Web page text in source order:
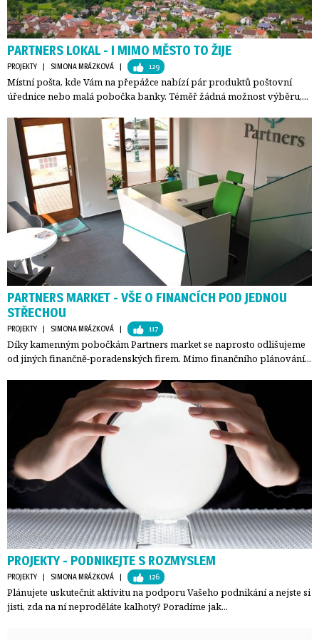
PARTNERS LOKAL - I MIMO MĚSTO TO ŽIJE
PROJEKTY | SIMONA MRÁZKOVÁ | 129
Místní pošta, kde Vám na přepážce nabízí pár produktů poštovní
úřednice nebo malá pobočka banky. Téměř žádná možnost výběru,...
PARTNERS MARKET - VŠE O FINANCÍCH POD JEDNOU
STŘECHOU
PROJEKTY | SIMONA MRÁZKOVÁ | 117
Díky kamenným pobočkám Partners market se naprosto odlišujeme
od jiných finančně-poradenských firem. Mimo finančního plánování...
PROJEKTY - PODNIKEJTE S ROZMYSLEM
PROJEKTY | SIMONA MRÁZKOVÁ | 126
Plánujete uskutečnit aktivitu na podporu Vašeho podnikání a nejste si
jisti, zda na ní neproděláte kalhoty? Poradíme jak...